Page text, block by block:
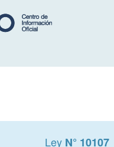
Ley N° 10107